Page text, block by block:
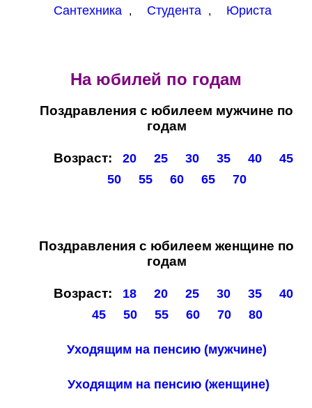
Сантехника , Студента , Юриста
На юбилей по годам
Поздравления с юбилеем мужчине по
годам
Возраст: 20 25 30 35 40
45
50
55 60 65 70
Поздравления с юбилеем женщине по
годам
Возраст: 18 20 25 30 35
40
45
50 55 60 70 80
Уходящим на пенсию (мужчине)
Уходящим на пенсию (женщине)